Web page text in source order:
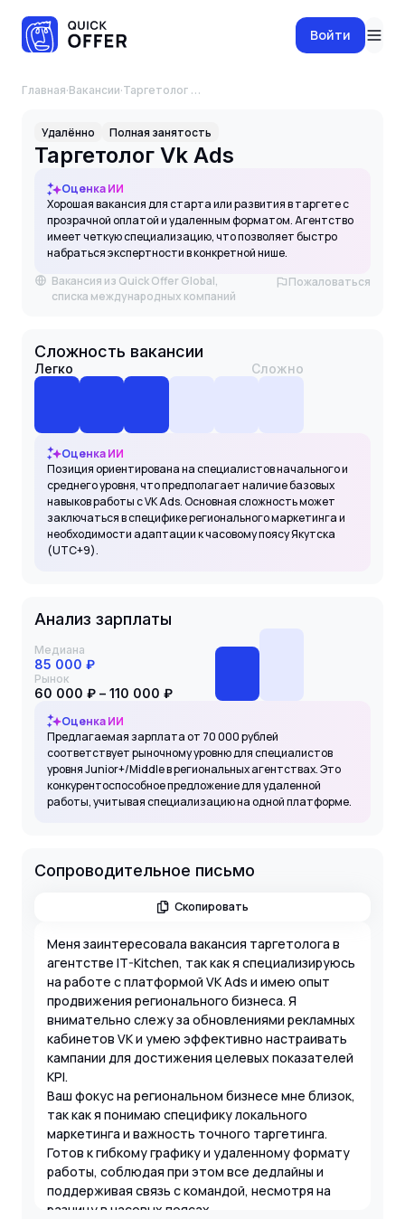
Войти
Главная·Вакансии· Таргетолог Vk Ads
Удалённо Полная занятость
Таргетолог Vk Ads
Оценка ИИ
Хорошая вакансия для старта или развития в таргете с
прозрачной оплатой и удаленным форматом. Агентство
имеет четкую специализацию, что позволяет быстро
набраться экспертности в конкретной нише.
Вакансия из Quick Offer Global,
списка международных компаний
Пожаловаться
Сложность вакансии
Легко Сложно
Оценка ИИ
Позиция ориентирована на специалистов начального и
среднего уровня, что предполагает наличие базовых
навыков работы с VK Ads. Основная сложность может
заключаться в специфике регионального маркетинга и
необходимости адаптации к часовому поясу Якутска
(UTC+9).
Анализ зарплаты
Медиана
85 000 ₽
Рынок
60 000 ₽ – 110 000 ₽
Оценка ИИ
Предлагаемая зарплата от 70 000 рублей
соответствует рыночному уровню для специалистов
уровня Junior+/Middle в региональных агентствах. Это
конкурентоспособное предложение для удаленной
работы, учитывая специализацию на одной платформе.
Сопроводительное письмо
Скопировать
Меня заинтересовала вакансия таргетолога в
агентстве IT-Kitchen, так как я специализируюсь
на работе с платформой VK Ads и имею опыт
продвижения регионального бизнеса. Я
внимательно слежу за обновлениями рекламных
кабинетов VK и умею эффективно настраивать
кампании для достижения целевых показателей
KPI.
Ваш фокус на региональном бизнесе мне близок,
так как я понимаю специфику локального
маркетинга и важность точного таргетинга.
Готов к гибкому графику и удаленному формату
работы, соблюдая при этом все дедлайны и
поддерживая связь с командой, несмотря на
разницу в часовых поясах.